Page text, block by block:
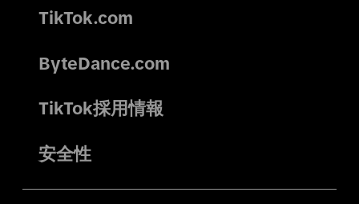
TikTok.com
ByteDance.com
TikTok採用情報
安全性